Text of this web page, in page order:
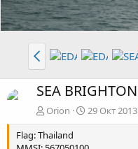
SEA BRIGHTON
Orion
29 Окт 2013
Flag: Thailand